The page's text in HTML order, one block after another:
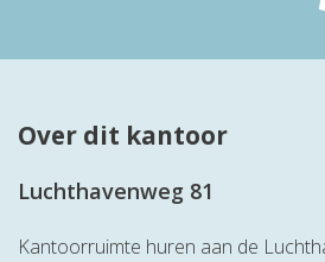
Over dit kantoor
Luchthavenweg 81
Kantoorruimte huren aan de